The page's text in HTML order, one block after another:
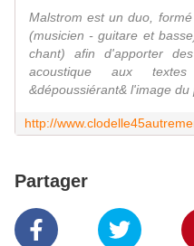
Malstrom est un duo,
(musicien - guitare et
chant) afin d'apporter
acoustique aux
&dépoussiérant& l'image du
Partager